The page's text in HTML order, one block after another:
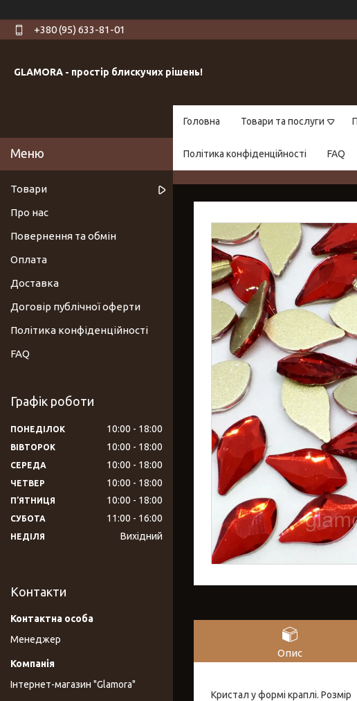
+380 (95) 633-81-01
GLAMORA - простір блискучих рішень!
Головна Товари та послуги
Політика конфіденційності FAQ
Опис
Кристал у формі краплі. Розмір
Товари
Про нас
Повернення та обмін
Оплата
Доставка
Договір публічної оферти
Політика конфіденційності
FAQ
Графік роботи
ПОНЕДІЛОК 10:00 18:00
ВІВТОРОК 10:00 18:00
СЕРЕДА 10:00 18:00
ЧЕТВЕР 10:00 18:00
ПʼЯТНИЦЯ 10:00 18:00
СУБОТА 11:00 16:00
НЕДІЛЯ Вихідний
Контакти
Менеджер
Інтернет-магазин "Glamora"